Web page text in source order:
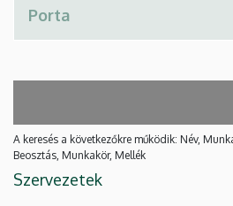
A keresés a következőkre működik: Név,
Beosztás, Munkakör, Mellék
Szervezetek